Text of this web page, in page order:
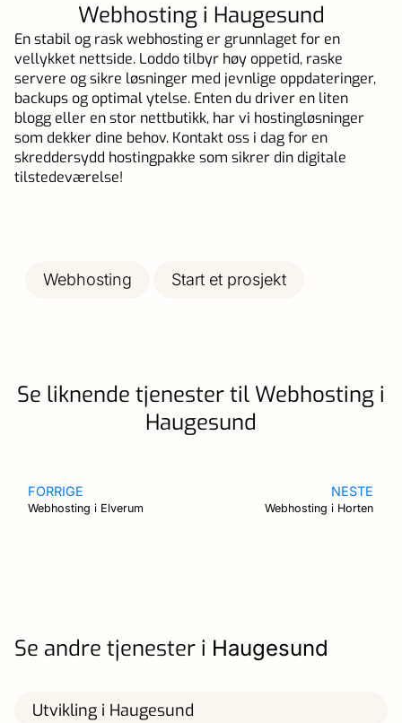
Webhosting i Haugesund
En stabil og rask webhosting er grunnlaget for en
vellykket nettside. Loddo tilbyr høy oppetid, raske
servere og sikre løsninger med jevnlige oppdateringer,
backups og optimal ytelse. Enten du driver en liten
blogg eller en stor nettbutikk, har vi hostingløsninger
som dekker dine behov. Kontakt oss i dag for en
skreddersydd hostingpakke som sikrer din digitale
tilstedeværelse!
Webhosting Start et prosjekt
Se liknende tjenester til Webhosting i
Haugesund
FORRIGE
Webhosting i Elverum
NESTE
Webhosting i Horten
Se andre tjenester i Haugesund
Utvikling i Haugesund